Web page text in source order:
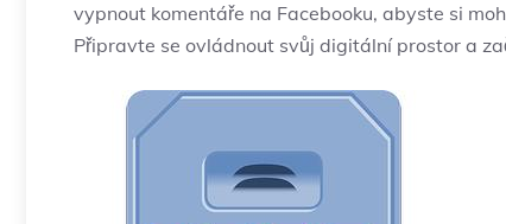
vypnout komentáře na Facebooku, abyste si
Připravte se ovládnout svůj digitální prostor a